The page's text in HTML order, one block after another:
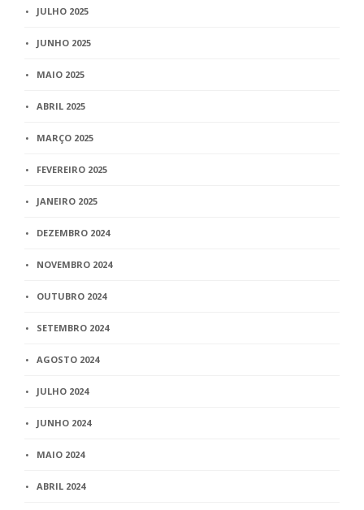
JULHO 2025
JUNHO 2025
MAIO 2025
ABRIL 2025
MARÇO 2025
FEVEREIRO 2025
JANEIRO 2025
DEZEMBRO 2024
NOVEMBRO 2024
OUTUBRO 2024
SETEMBRO 2024
AGOSTO 2024
JULHO 2024
JUNHO 2024
MAIO 2024
ABRIL 2024